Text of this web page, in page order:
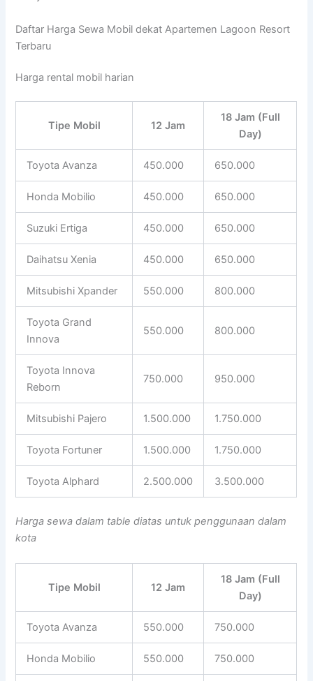
Daftar Harga Sewa Mobil dekat Apartemen Lagoon Resort
Terbaru
Harga rental mobil harian
Tipe Mobil 12 Jam
18 Jam (Full
Day)
Toyota Avanza 450.000 650.000
Honda Mobilio 450.000 650.000
Suzuki Ertiga 450.000 650.000
Daihatsu Xenia 450.000 650.000
Mitsubishi Xpander 550.000 800.000
Toyota Grand
Innova
550.000 800.000
Toyota Innova
Reborn
750.000 950.000
Mitsubishi Pajero 1.500.000 1.750.000
Toyota Fortuner 1.500.000 1.750.000
Toyota Alphard 2.500.000 3.500.000
Harga sewa dalam table diatas untuk penggunaan dalam
kota
Tipe Mobil 12 Jam
18 Jam (Full
Day)
Toyota Avanza 550.000 750.000
Honda Mobilio 550.000 750.000